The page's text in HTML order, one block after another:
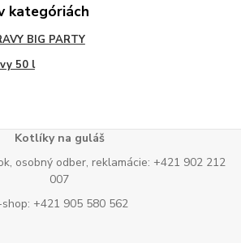
kategóriách
BIG PARTY
50 l
Kotlíky na guláš
osobný odber, reklamácie: +421 902 212
007
+421 905 580 562